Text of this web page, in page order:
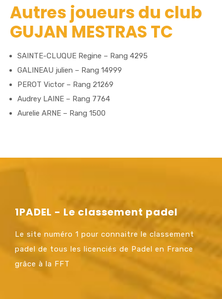
Autres joueurs du club
GUJAN MESTRAS TC
SAINTE-CLUQUE Regine – Rang 4295
GALINEAU julien – Rang 14999
PEROT Victor – Rang 21269
Audrey LAINE – Rang 7764
Aurelie ARNE – Rang 1500
1PADEL - Le classement padel
Le site numéro 1 pour connaitre le classement
padel de tous les licenciés de Padel en France
grâce à la FFT